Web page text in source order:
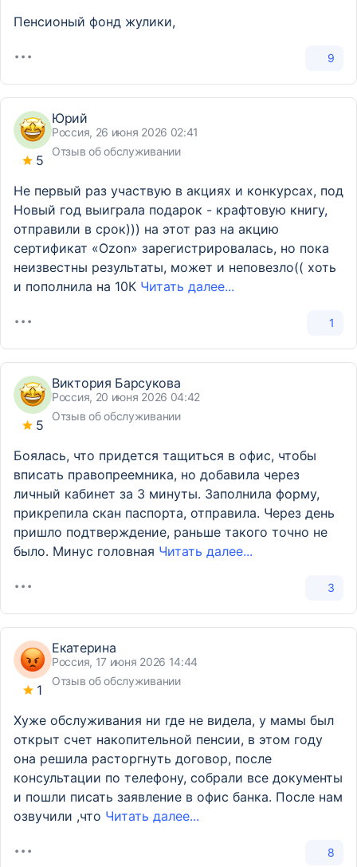
Пенсионый фонд жулики,
9
5
Юрий
Россия, 26 июня 2026 02:41
Отзыв об обслуживании
Не первый раз участвую в акциях и конкурсах, под
Новый год выиграла подарок - крафтовую книгу,
отправили в срок))) на этот раз на акцию
сертификат «Ozon» зарегистрировалась, но пока
неизвестны результаты, может и неповезло(( хоть
и пополнила на 10К Читать далее...
1
5
Виктория Барсукова
Россия, 20 июня 2026 04:42
Отзыв об обслуживании
Боялась, что придется тащиться в офис, чтобы
вписать правопреемника, но добавила через
личный кабинет за 3 минуты. Заполнила форму,
прикрепила скан паспорта, отправила. Через день
пришло подтверждение, раньше такого точно не
было. Минус головная Читать далее...
3
1
Екатерина
Россия, 17 июня 2026 14:44
Отзыв об обслуживании
Хуже обслуживания ни где не видела, у мамы был
открыт счет накопительной пенсии, в этом году
она решила расторгнуть договор, после
консультации по телефону, собрали все документы
и пошли писать заявление в офис банка. После нам
озвучили ,что Читать далее...
8